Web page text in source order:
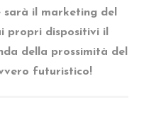
il marketing del
propri dispositivi il
della prossimità del
futuristico!